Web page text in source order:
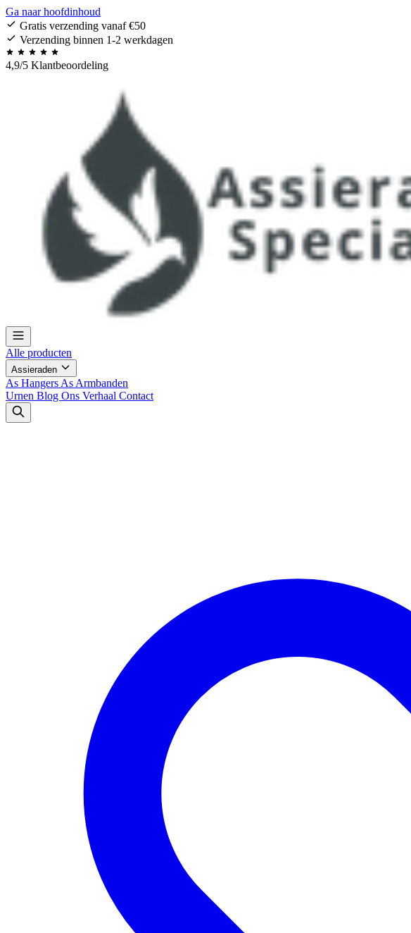
Ga naar hoofdinhoud
Gratis verzending vanaf €50
Verzending binnen 1-2 werkdagen
4,9/5 Klantbeoordeling
Alle producten
Assieraden
As Hangers As Armbanden
Urnen Blog Ons Verhaal Contact